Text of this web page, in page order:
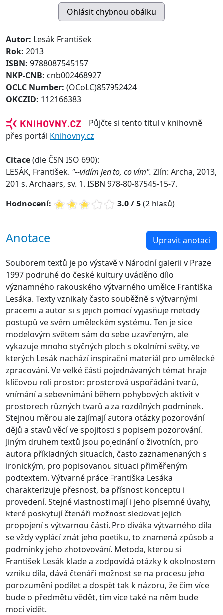
Autor: Lesák František
Rok: 2013
ISBN: 9788087545157
NKP-CNB: cnb002468927
OCLC Number: (OCoLC)857952424
OKCZID: 112166383
Půjčte si tento titul v knihovně
přes portál Knihovny.cz
Citace(dle ČSN ISO 690):
LESÁK, František. "--vidím jen to, co vím". Zlín: Archa, 2013,
201 s. Archaars, sv. 1. ISBN 978-80-87545-15-7.
Hodnocení:
3.0 / 5(2 hlasů)
Anotace Upravit anotaci
Souborem textů je po výstavě v Národní galerii v Praze
1997 podruhé do české kultury uváděno dílo
významného rakouského výtvarného umělce Františka
Lesáka. Texty vznikaly často souběžně s výtvarnými
pracemi a autor si s jejich pomocí vyjasňuje metody
postupů ve svém uměleckém systému. Ten je sice
modelovým světem sám do sebe uzavřeným, ale
vykazuje mnoho styčných ploch s okolními světy, ve
kterých Lesák nachází inspirační materiál pro umělecké
zpracování. Ve velké části pojednávaných témat hraje
klíčovou roli prostor: prostorová uspořádání tvarů,
vnímání a sebevnímání během pohybových aktivit v
prostorech různých tvarů a za rozdílných podmínek.
Stejnou měrou ale zajímají autora otázky pozorování
dějů a stavů věcí ve spojitosti s popisem pozorování.
Jiným druhem textů jsou pojednání o životních, pro
autora příkladných situacích, často zaznamenaných s
ironickým, pro popisovanou situaci přiměřeným
podtextem. Výtvarné práce Františka Lesáka
charakterizuje přesnost, ba přísnost konceptu i
provedení. Stejné vlastnosti mají i jeho písemné úvahy,
které poskytují čtenáři možnost sledovat jejich
propojení s výtvarnou částí. Pro diváka výtvarného díla
se vždy vyplácí znát jeho poetiku, to znamená způsob a
podmínky jeho zhotovování. Metoda, kterou si
František Lesák klade a zodpovídá otázky k okolnostem
vzniku díla, dává čtenáři možnost se na procesu jeho
porozumění podílet a dospět tak k názoru, že čím více
bude o předmětu vědět, tím více také na něm bude
moci vidět.